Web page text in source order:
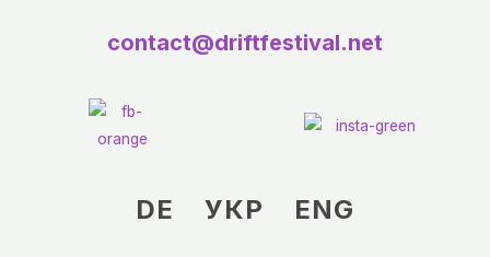
contact@driftfestival.net
DE УКР ENG